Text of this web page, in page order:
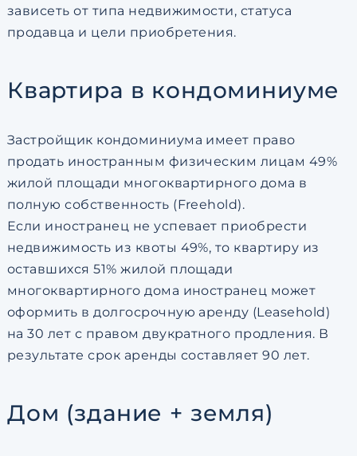
зависеть от типа недвижимости, статуса
продавца и цели приобретения.
Квартира в кондоминиуме
Застройщик кондоминиума имеет право
продать иностранным физическим лицам 49%
жилой площади многоквартирного дома в
полную собственность (Freehold).
Если иностранец не успевает приобрести
недвижимость из квоты 49%, то квартиру из
оставшихся 51% жилой площади
многоквартирного дома иностранец может
оформить в долгосрочную аренду (Leasehold)
на 30 лет с правом двукратного продления. В
результате срок аренды составляет 90 лет.
Дом (здание + земля)